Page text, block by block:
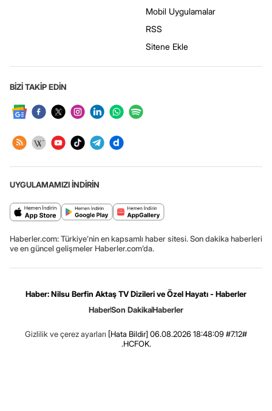
Mobil Uygulamalar
RSS
Sitene Ekle
BİZİ TAKİP EDİN
UYGULAMAMIZI İNDİRİN
Haberler.com: Türkiye’nin en kapsamlı haber sitesi. Son dakika haberleri
ve en güncel gelişmeler Haberler.com’da.
Haber: Nilsu Berfin Aktaş TV Dizileri ve Özel Hayatı - Haberler
HaberSon DakikaHaberler
Gizlilik ve çerez ayarları [Hata Bildir] 06.08.2026 18:48:09 #7.12#
.HCFOK.